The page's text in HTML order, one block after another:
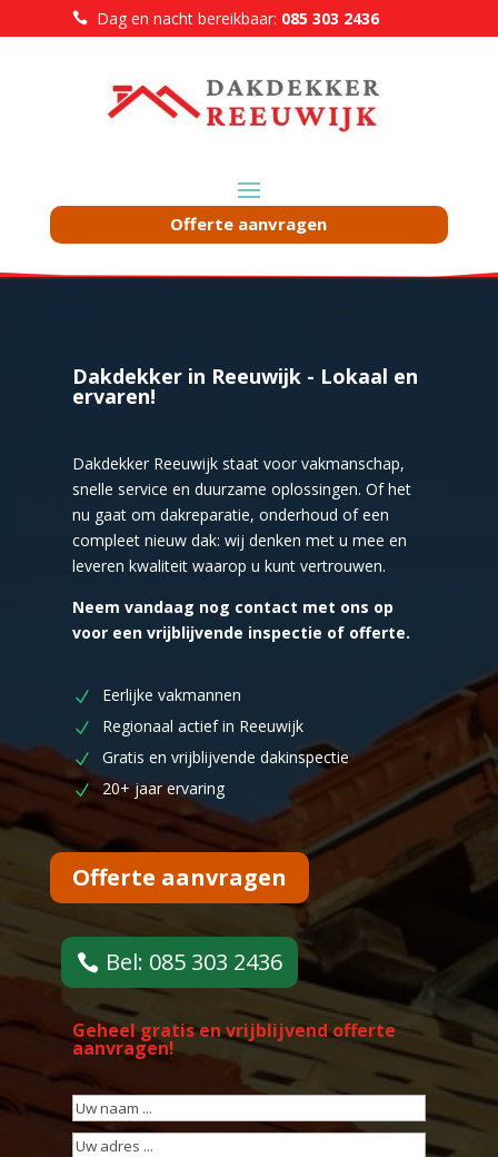
Dag en nacht bereikbaar: 085 303 2436
Offerte aanvragen
Dakdekker in Reeuwijk - Lokaal en
ervaren!
Dakdekker Reeuwijk staat voor vakmanschap,
snelle service en duurzame oplossingen. Of het
nu gaat om dakreparatie, onderhoud of een
compleet nieuw dak: wij denken met u mee en
leveren kwaliteit waarop u kunt vertrouwen.
Neem vandaag nog contact met ons op
voor een vrijblijvende inspectie of offerte.
Eerlijke vakmannen
Regionaal actief in Reeuwijk
Gratis en vrijblijvende dakinspectie
20+ jaar ervaring
Offerte aanvragen
Bel: 085 303 2436
Geheel gratis en vrijblijvend offerte
aanvragen!
Uw
naam(Vereist)
Uw